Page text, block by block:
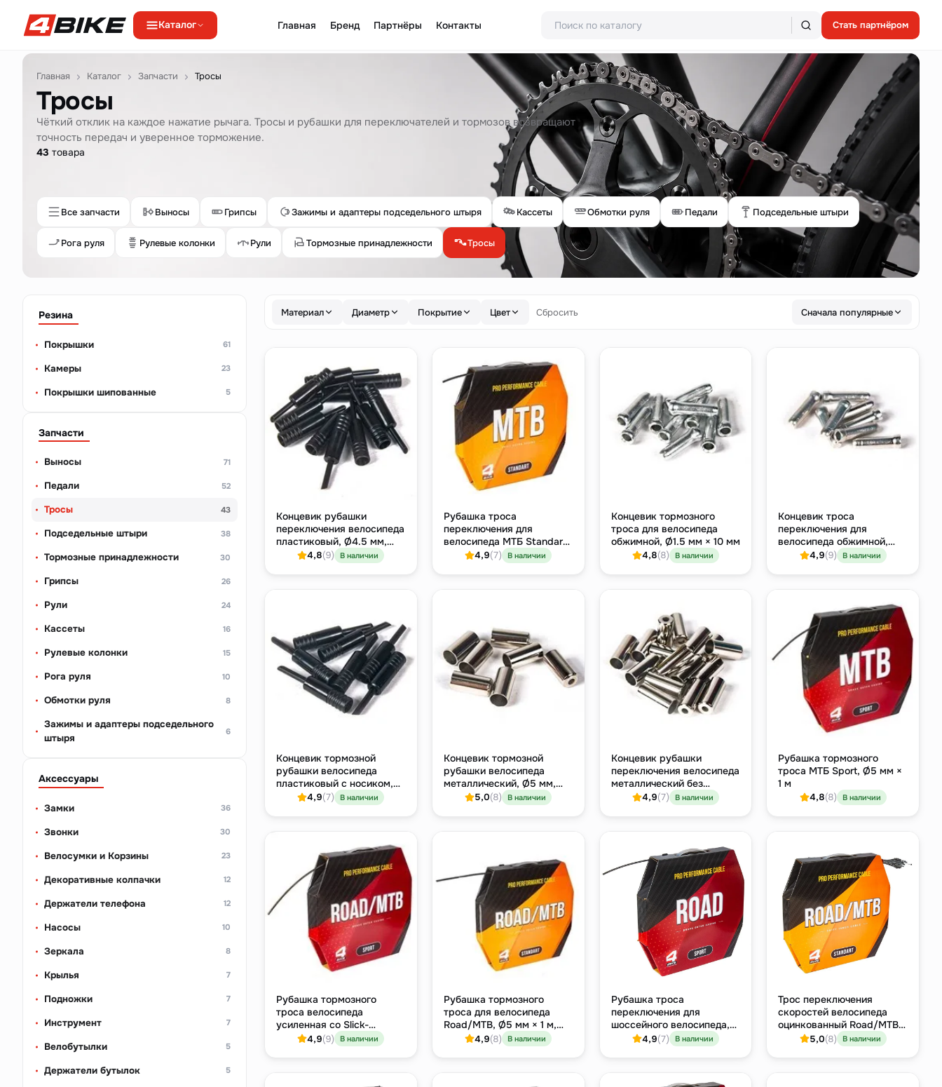
Перейти к содержимому
Каталог Главная Бренд Партнёры Контакты Стать партнёром
Главная Каталог Запчасти Тросы
Тросы
Чёткий отклик на каждое нажатие рычага. Тросы и рубашки для переключателей и тормозов возвращают
точность передач и уверенное торможение.
43 товара
Все запчасти Выносы Грипсы Зажимы и адаптеры подседельного штыря Кассеты Обмотки руля Педали Подседельные штыри
Рога руля Рулевые колонки Рули Тормозные принадлежности Тросы
Резина
Покрышки 61
Камеры 23
Покрышки шипованные 5
Запчасти
Выносы 71
Педали 52
Тросы 43
Подседельные штыри 38
Тормозные принадлежности 30
Грипсы 26
Рули 24
Кассеты 16
Рулевые колонки 15
Рога руля 10
Обмотки руля 8
Зажимы и адаптеры подседельного
штыря
6
Аксессуары
Замки 36
Звонки 30
Велосумки и Корзины 23
Декоративные колпачки 12
Держатели телефона 12
Насосы 10
Зеркала 8
Крылья 7
Подножки 7
Инструмент 7
Велобутылки 5
Держатели бутылок 5
Материал Диаметр Покрытие Цвет Сбросить Сначала популярные
Концевик рубашки
переключения велосипеда
пластиковый, Ø4.5 мм,
чёрный4,8(9) В наличии
Рубашка троса
переключения для
велосипеда МТБ Standart,
Ø5 мм × 1 м, чёрная
4,9(7) В наличии
Концевик тормозного
троса для велосипеда
обжимной, Ø1.5 мм × 10 мм
4,8(8) В наличии
Концевик троса
переключения для
велосипеда обжимной,
Ø1.2 мм × длина 10 мм,
4,9(9) В наличии
Концевик тормозной
рубашки велосипеда
пластиковый с носиком,
Ø5 мм, штучно
4,9(7) В наличии
Концевик тормозной
рубашки велосипеда
металлический, Ø5 мм,
штучно5,0(8) В наличии
Концевик рубашки
переключения велосипеда
металлический без
носика, Ø4.5 мм, штучно
4,9(7) В наличии
Рубашка тормозного
троса МТБ Sport, Ø5 мм ×
1 м
4,8(8) В наличии
Рубашка тормозного
троса велосипеда
усиленная со Slick-
покрытием, Ø5 мм × 1 м
4,9(9) В наличии
Рубашка тормозного
троса для велосипеда
Road/MTB, Ø5 мм × 1 м,
стандарт
4,9(8) В наличии
Рубашка троса
переключения для
шоссейного велосипеда,
Ø4.5 мм × 1 м
4,9(7) В наличии
Трос переключения
скоростей велосипеда
оцинкованный Road/MTB
Standard, Ø1.1 мм × 2100
5,0(8) В наличии